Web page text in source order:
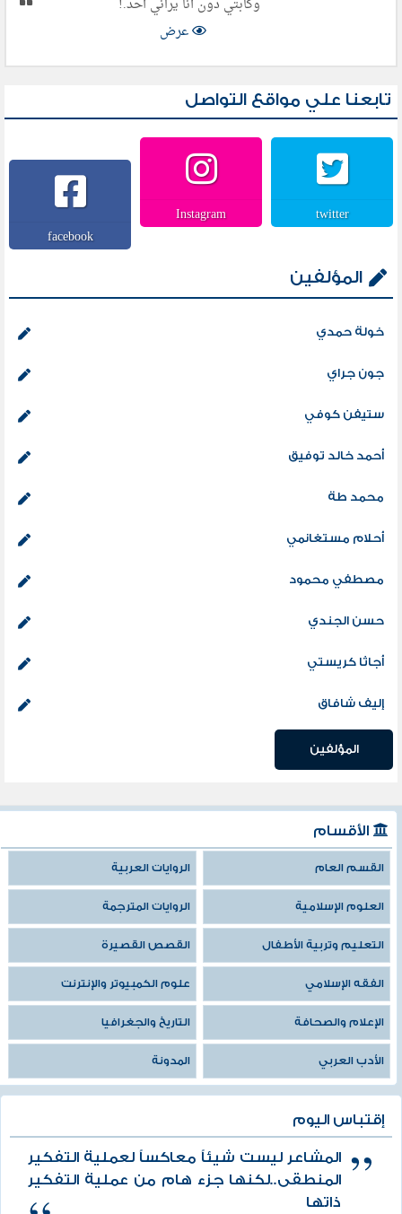
وكآبتي دون أنا يراني أحد.!
عرض
تابعنا علي مواقع التواصل
twitter
Instagram
facebook
المؤلفين
خولة حمدي
جون جراي
ستيفن كوفي
أحمد خالد توفيق
محمد طة
أحلام مستغانمي
مصطفي محمود
حسن الجندي
أجاثا كريستي
إليف شافاق
المؤلفين
الأقسام
القسم العام الروايات العربية
العلوم الإسلامية الروايات المترجمة
التعليم وتربية الأطفال القصص القصيرة
الفقه الإسلامي علوم الكمبيوتر والإنترنت
الإعلام والصحافة التاريخ والجغرافيا
الأدب العربي المدونة
إقتباس اليوم
المشاعر ليست شيئاً معاكساً لعملية التفكير
المنطقى..لكنها جزء هام من عملية التفكير
ذاتها